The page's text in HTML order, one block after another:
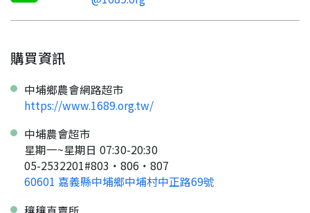
購買資訊
中埔鄉農會網路超市
https://www.1689.org.tw/
中埔農會超市
星期一~星期日 07:30-20:30
05-2532201#803‧806‧807
60601 嘉義縣中埔鄉中埔村中正路69號
返回首頁